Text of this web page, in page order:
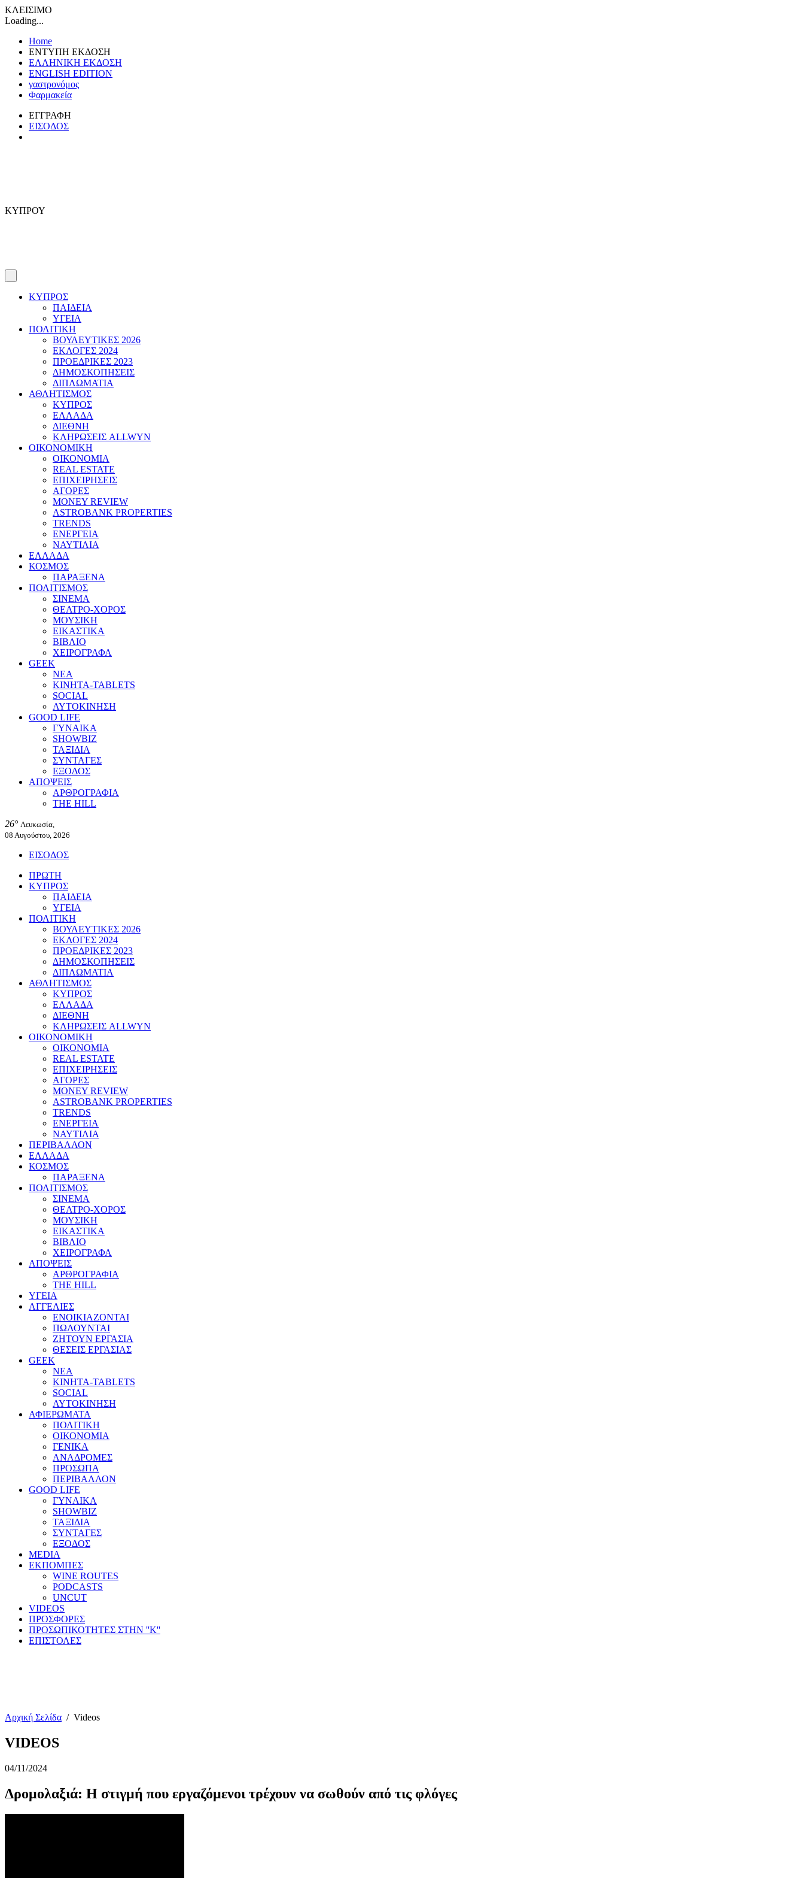
ΚΛΕΙΣΙΜΟ
Loading...
Home
ΕΝΤΥΠΗ ΕΚΔΟΣΗ
ΕΛΛΗΝΙΚΗ ΕΚΔΟΣΗ
ENGLISH EDITION
γαστρονόμος
Φαρμακεία
ΕΓΓΡΑΦΗ
ΕΙΣΟΔΟΣ
ΚΥΠΡΟΥ
ΚΥΠΡΟΣ
ΠΑΙΔΕΙΑ
ΥΓΕΙΑ
ΠΟΛΙΤΙΚΗ
ΒΟΥΛΕΥΤΙΚΕΣ 2026
ΕΚΛΟΓΕΣ 2024
ΠΡΟΕΔΡΙΚΕΣ 2023
ΔΗΜΟΣΚΟΠΗΣΕΙΣ
ΔΙΠΛΩΜΑΤΙΑ
ΑΘΛΗΤΙΣΜΟΣ
ΚΥΠΡΟΣ
ΕΛΛΑΔΑ
ΔΙΕΘΝΗ
ΚΛΗΡΩΣΕΙΣ ALLWYN
ΟΙΚΟΝΟΜΙΚΗ
ΟΙΚΟΝΟΜΙΑ
REAL ESTATE
ΕΠΙΧΕΙΡΗΣΕΙΣ
ΑΓΟΡΕΣ
MONEY REVIEW
ASTROBANK PROPERTIES
TRENDS
ΕΝΕΡΓΕΙΑ
ΝΑΥΤΙΛΙΑ
ΕΛΛΑΔΑ
ΚΟΣΜΟΣ
ΠΑΡΑΞΕΝΑ
ΠΟΛΙΤΙΣΜΟΣ
ΣΙΝΕΜΑ
ΘΕΑΤΡΟ-ΧΟΡΟΣ
ΜΟΥΣΙΚΗ
ΕΙΚΑΣΤΙΚΑ
ΒΙΒΛΙΟ
ΧΕΙΡΟΓΡΑΦΑ
GEEK
ΝΕΑ
ΚΙΝΗΤΑ-TABLETS
SOCIAL
ΑΥΤΟΚΙΝΗΣΗ
GOOD LIFE
ΓΥΝΑΙΚΑ
SHOWBIZ
ΤΑΞΙΔΙΑ
ΣΥΝΤΑΓΕΣ
ΕΞΟΔΟΣ
ΑΠΟΨΕΙΣ
ΑΡΘΡΟΓΡΑΦΙΑ
THE HILL
26° Λευκωσία,
08 Αυγούστου, 2026
ΕΙΣΟΔΟΣ
ΠΡΩΤΗ
ΚΥΠΡΟΣ
ΠΑΙΔΕΙΑ
ΥΓΕΙΑ
ΠΟΛΙΤΙΚΗ
ΒΟΥΛΕΥΤΙΚΕΣ 2026
ΕΚΛΟΓΕΣ 2024
ΠΡΟΕΔΡΙΚΕΣ 2023
ΔΗΜΟΣΚΟΠΗΣΕΙΣ
ΔΙΠΛΩΜΑΤΙΑ
ΑΘΛΗΤΙΣΜΟΣ
ΚΥΠΡΟΣ
ΕΛΛΑΔΑ
ΔΙΕΘΝΗ
ΚΛΗΡΩΣΕΙΣ ALLWYN
ΟΙΚΟΝΟΜΙΚΗ
ΟΙΚΟΝΟΜΙΑ
REAL ESTATE
ΕΠΙΧΕΙΡΗΣΕΙΣ
ΑΓΟΡΕΣ
MONEY REVIEW
ASTROBANK PROPERTIES
TRENDS
ΕΝΕΡΓΕΙΑ
ΝΑΥΤΙΛΙΑ
ΠΕΡΙΒΑΛΛΟΝ
ΕΛΛΑΔΑ
ΚΟΣΜΟΣ
ΠΑΡΑΞΕΝΑ
ΠΟΛΙΤΙΣΜΟΣ
ΣΙΝΕΜΑ
ΘΕΑΤΡΟ-ΧΟΡΟΣ
ΜΟΥΣΙΚΗ
ΕΙΚΑΣΤΙΚΑ
ΒΙΒΛΙΟ
ΧΕΙΡΟΓΡΑΦΑ
ΑΠΟΨΕΙΣ
ΑΡΘΡΟΓΡΑΦΙΑ
THE HILL
ΥΓΕΙΑ
ΑΓΓΕΛΙΕΣ
ΕΝΟΙΚΙΑΖΟΝΤΑΙ
ΠΩΛΟΥΝΤΑΙ
ΖΗΤΟΥΝ ΕΡΓΑΣΙΑ
ΘΕΣΕΙΣ ΕΡΓΑΣΙΑΣ
GEEK
ΝΕΑ
ΚΙΝΗΤΑ-TABLETS
SOCIAL
ΑΥΤΟΚΙΝΗΣΗ
ΑΦΙΕΡΩΜΑΤΑ
ΠΟΛΙΤΙΚΗ
ΟΙΚΟΝΟΜΙΑ
ΓΕΝΙΚΑ
ΑΝΑΔΡΟΜΕΣ
ΠΡΟΣΩΠΑ
ΠΕΡΙΒΑΛΛΟΝ
GOOD LIFE
ΓΥΝΑΙΚΑ
SHOWBIZ
ΤΑΞΙΔΙΑ
ΣΥΝΤΑΓΕΣ
ΕΞΟΔΟΣ
MEDIA
ΕΚΠΟΜΠΕΣ
WINE ROUTES
PODCASTS
UNCUT
VIDEOS
ΠΡΟΣΦΟΡΕΣ
ΠΡΟΣΩΠΙΚΟΤΗΤΕΣ ΣΤΗΝ ''Κ''
ΕΠΙΣΤΟΛΕΣ
Αρχική Σελίδα / Videos
VIDEOS
04/11/2024
Δρομολαξιά: Η στιγμή που εργαζόμενοι τρέχουν να σωθούν από τις φλόγες